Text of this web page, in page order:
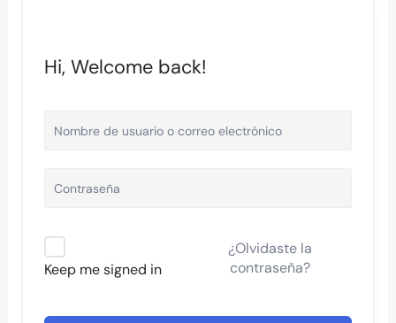
Hi, Welcome back!
Keep me signed in
¿Olvidaste la
contraseña?